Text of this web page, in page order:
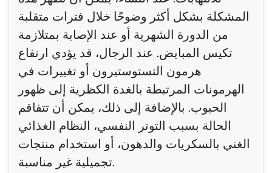
المشكلة بشكل أكثر وضوحًا خلال فترات متقلبة
من الدورة الشهرية أو عند الإصابة بمتلازمة
تكيس المبايض. عند الرجال، قد يؤدي ارتفاع
هرمون التستوستيرون أو تغييرات في
الهرمونات المرتبطة بالغدة الكظرية إلى ظهور
الحبوب. بالإضافة إلى ذلك، يمكن أن تتفاقم
الحالة بسبب التوتر النفسي، النظام الغذائي
الغني بالسكريات والدهون، أو استخدام منتجات
تجميلية غير مناسبة.